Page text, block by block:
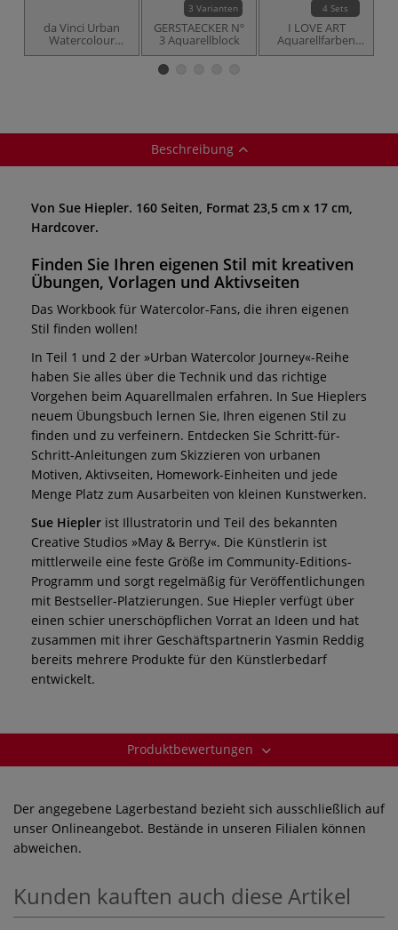
da Vinci Urban
Watercolour
Journey Set 5601
3 Varianten
GERSTAECKER Nº
3 Aquarellblock
4 Sets
I LOVE ART
Aquarellfarben
Fächer-Set
Beschreibung
Von Sue Hiepler. 160 Seiten, Format 23,5 cm x 17 cm,
Hardcover.
Finden Sie Ihren eigenen Stil mit kreativen
Übungen, Vorlagen und Aktivseiten
Das Workbook für Watercolor-Fans, die ihren eigenen
Stil finden wollen!
In Teil 1 und 2 der »Urban Watercolor Journey«-Reihe
haben Sie alles über die Technik und das richtige
Vorgehen beim Aquarellmalen erfahren. In Sue Hieplers
neuem Übungsbuch lernen Sie, Ihren eigenen Stil zu
finden und zu verfeinern. Entdecken Sie Schritt-für-
Schritt-Anleitungen zum Skizzieren von urbanen
Motiven, Aktivseiten, Homework-Einheiten und jede
Menge Platz zum Ausarbeiten von kleinen Kunstwerken.
Sue Hiepler ist Illustratorin und Teil des bekannten
Creative Studios »May & Berry«. Die Künstlerin ist
mittlerweile eine feste Größe im Community-Editions-
Programm und sorgt regelmäßig für Veröffentlichungen
mit Bestseller-Platzierungen. Sue Hiepler verfügt über
einen schier unerschöpflichen Vorrat an Ideen und hat
zusammen mit ihrer Geschäftspartnerin Yasmin Reddig
bereits mehrere Produkte für den Künstlerbedarf
entwickelt.
Produktbewertungen
Der angegebene Lagerbestand bezieht sich ausschließlich auf
unser Onlineangebot. Bestände in unseren Filialen können
abweichen.
Kunden kauften auch diese Artikel